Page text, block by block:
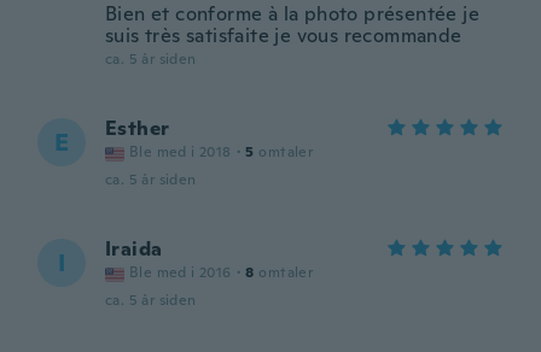
Bien et conforme à la photo présentée je
suis très satisfaite je vous recommande
ca. 5 år siden
E Esther
Ble med i 2018 · 5 omtaler
ca. 5 år siden
I Iraida
Ble med i 2016 · 8 omtaler
ca. 5 år siden